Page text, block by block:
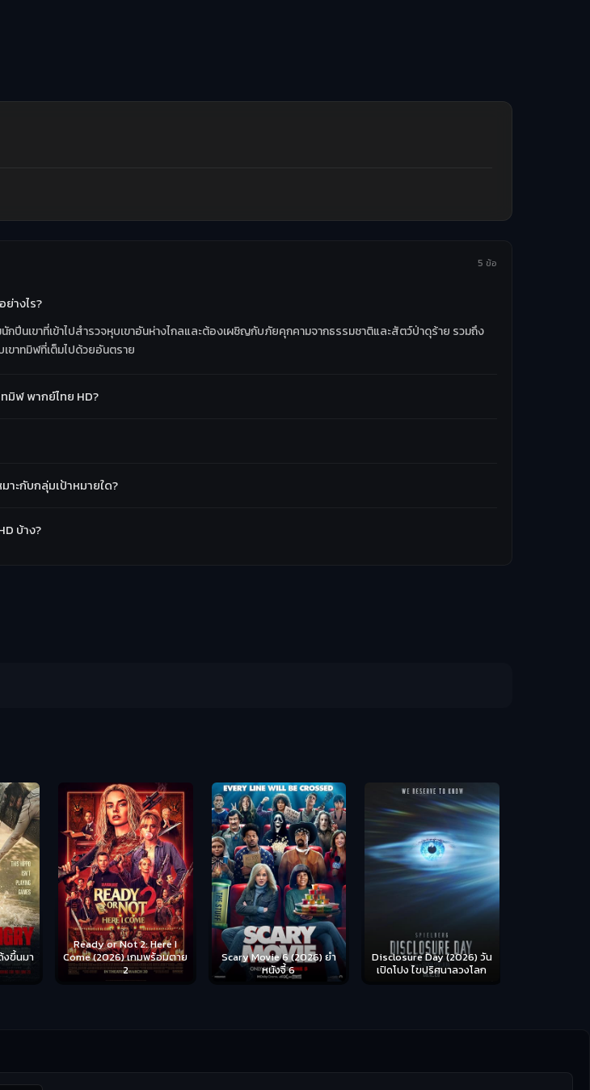
5 ข้อ
างไร?
ปีนเขาที่เข้าไปสำรวจหุบเขาอันห่างไกลและต้องเผชิญกับภัยคุกคามจากธรรมชาติและสัตว์ป่าดุร้าย รวมถึง
ขาทมิฬที่เต็มไปด้วยอันตราย
มิฬ พากย์ไทย HD?
าะกับกลุ่มเป้าหมายใด?
บ้าง?
งขึ้นมา
Ready or Not 2: Here I
Come (2026) เกมพร้อมตาย
2
Scary Movie 6 (2026) ยำ
หนังจี้ 6
Disclosure Day (2026) วัน
เปิดโปง ไขปริศนาลวงโลก